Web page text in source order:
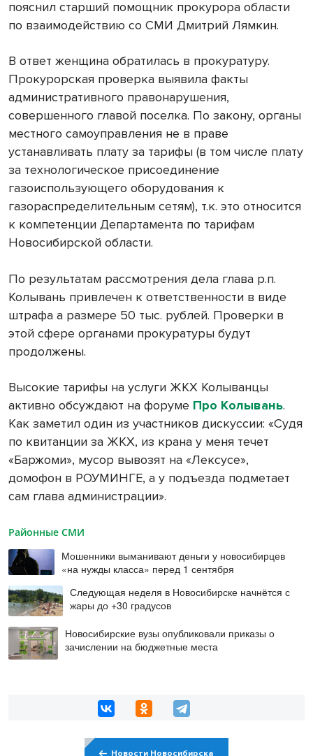
пояснил старший помощник прокурора области
по взаимодействию со СМИ Дмитрий Лямкин.
В ответ женщина обратилась в прокуратуру.
Прокурорская проверка выявила факты
административного правонарушения,
совершенного главой поселка. По закону, органы
местного самоуправления не в праве
устанавливать плату за тарифы (в том числе плату
за технологическое присоединение
газоиспользующего оборудования к
газораспределительным сетям), т.к. это относится
к компетенции Департамента по тарифам
Новосибирской области.
По результатам рассмотрения дела глава р.п.
Колывань привлечен к ответственности в виде
штрафа а размере 50 тыс. рублей. Проверки в
этой сфере органами прокуратуры будут
продолжены.
Высокие тарифы на услуги ЖКХ Колыванцы
активно обсуждают на форуме Про Колывань.
Как заметил один из участников дискуссии: «Судя
по квитанции за ЖКХ, из крана у меня течет
«Баржоми», мусор вывозят на «Лексусе»,
домофон в РОУМИНГЕ, а у подъезда подметает
сам глава администрации».
Районные СМИ
Мошенники выманивают деньги у новосибирцев
«на нужды класса» перед 1 сентября
Следующая неделя в Новосибирске начнётся с
жары до +30 градусов
Новосибирские вузы опубликовали приказы о
зачислении на бюджетные места
Новости Новосибирска